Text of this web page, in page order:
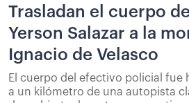
Trasladan el cuerpo
Yerson Salazar a la
Ignacio de Velasco
El cuerpo del efectivo policial fue
a un kilómetro de una autopista